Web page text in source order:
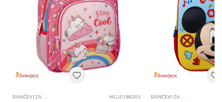
RANČEVI ZA VRTIĆ MGL0586205 RANČEVI ZA VRTIĆ